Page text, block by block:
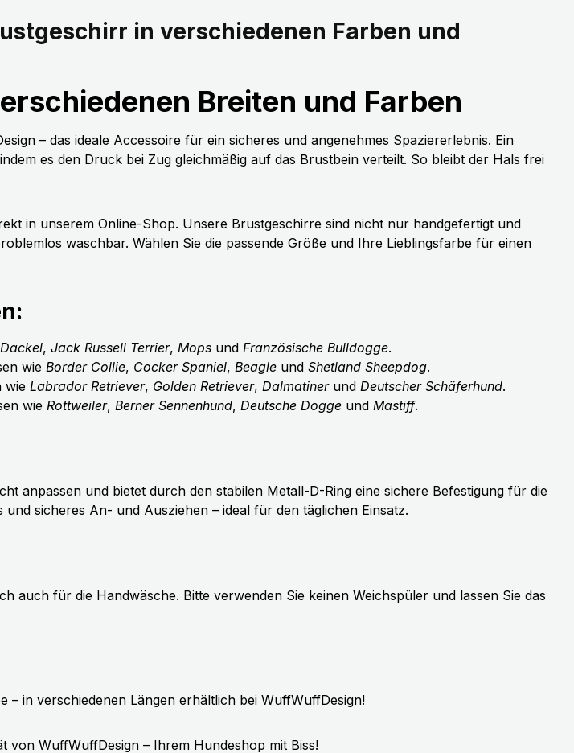
in verschiedenen Farben und
Breiten und Farben
– das ideale Accessoire für ein sicheres und angenehmes Spaziererlebnis. Ein
es den Druck bei Zug gleichmäßig auf das Brustbein verteilt. So bleibt der Hals frei
in unserem Online-Shop. Unsere Brustgeschirre sind nicht nur handgefertigt und
waschbar. Wählen Sie die passende Größe und Ihre Lieblingsfarbe für einen
Dackel, Jack Russell Terrier, Mops und Französische Bulldogge.
wie Border Collie, Cocker Spaniel, Beagle und Shetland Sheepdog.
wie Labrador Retriever, Golden Retriever, Dalmatinerund Deutscher Schäferhund.
wie Rottweiler, Berner Sennenhund, Deutsche Dogge und Mastiff.
anpassen und bietet durch den stabilen Metall-D-Ring eine sichere Befestigung für die
sicheres An- und Ausziehen – ideal für den täglichen Einsatz.
auch für die Handwäsche. Bitte verwenden Sie keinen Weichspüler und lassen Sie das
– in verschiedenen Längen erhältlich bei WuffWuffDesign!
von WuffWuffDesign – Ihrem Hundeshop mit Biss!